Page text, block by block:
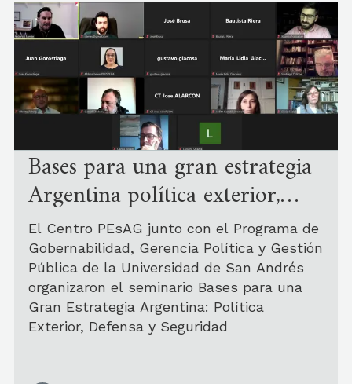
Bases para una gran estrategia
Argentina política exterior,
defensa y seguridad
El Centro PEsAG junto con el Programa de
Gobernabilidad, Gerencia Política y Gestión
Pública de la Universidad de San Andrés
organizaron el seminario Bases para una
Gran Estrategia Argentina: Política
Exterior, Defensa y Seguridad